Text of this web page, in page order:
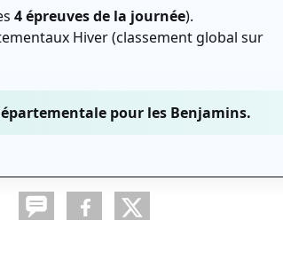
4 épreuves de la journée).
Hiver (classement global sur
pour les Benjamins.